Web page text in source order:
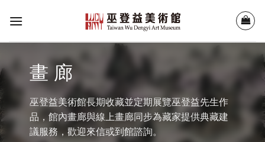
畫 廊
巫登益美術館長期收藏並定期展覽巫登益先生作
品，館內畫廊與線上畫廊同步為藏家提供典藏建
議服務，歡迎來信或到館諮詢。